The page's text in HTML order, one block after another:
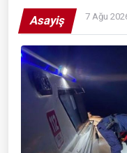
Asayiş 7 Ağu